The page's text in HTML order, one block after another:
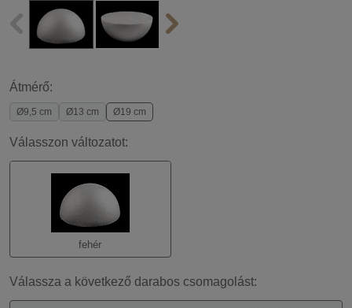
Átmérő:
Ø9,5 cm Ø13 cm Ø19 cm
Válasszon változatot:
fehér
Válassza a következő darabos csomagolást: